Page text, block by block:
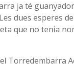
ja té
dues esperes
que no tenia
Torredembarra